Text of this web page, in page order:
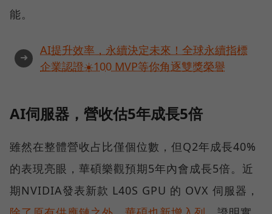
能。
➜
AI提升效率，永續決定未來！全球永續指標
企業認證☀️100 MVP等你角逐雙獎榮譽
AI伺服器，營收估5年成長5倍
雖然在整體營收占比僅個位數，但Q2年成長40%
的表現亮眼，華碩樂觀預期5年內會成長5倍。近
期NVIDIA發表新款 L40S GPU 的 OVX 伺服器，